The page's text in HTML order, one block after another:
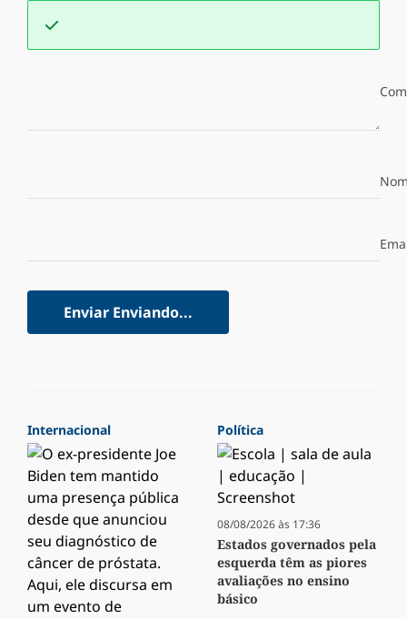
Enviar Enviando...
Internacional Política
08/08/2026 às 17:36
Estados governados pela
esquerda têm as piores
avaliações no ensino
básico